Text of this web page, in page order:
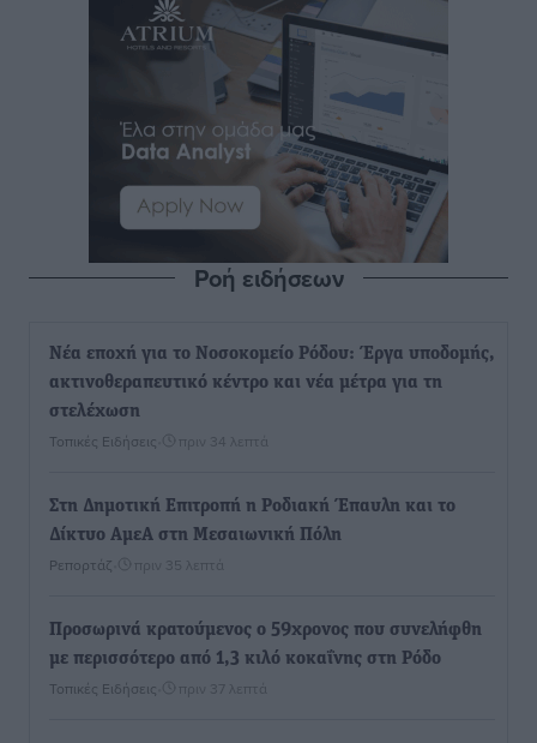
Ροή ειδήσεων
Νέα εποχή για το Νοσοκομείο Ρόδου: Έργα υποδομής,
ακτινοθεραπευτικό κέντρο και νέα μέτρα για τη
στελέχωση
Τοπικές Ειδήσεις πριν 34 λεπτά
Στη Δημοτική Επιτροπή η Ροδιακή Έπαυλη και το
Δίκτυο ΑμεΑ στη Μεσαιωνική Πόλη
Ρεπορτάζ πριν 35 λεπτά
Προσωρινά κρατούμενος ο 59χρονος που συνελήφθη
με περισσότερο από 1,3 κιλό κοκαΐνης στη Ρόδο
Τοπικές Ειδήσεις πριν 37 λεπτά